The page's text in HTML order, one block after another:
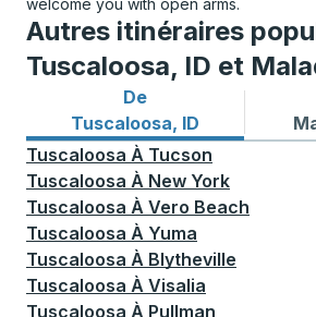
welcome you with open arms.
Autres itinéraires
Tuscaloosa, ID et
De
Tuscaloosa, ID
Itinéraires de bus depuis
Tuscaloosa À Tucson
Tuscaloosa À New York
Tuscaloosa À Vero Beach
Tuscaloosa À Yuma
Tuscaloosa À Blytheville
Tuscaloosa À Visalia
Tuscaloosa À Pullman